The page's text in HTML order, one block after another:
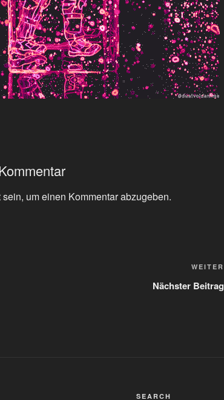
sein, um einen Kommentar abzugeben.
WEITER
Nächster Beitrag
SEARCH